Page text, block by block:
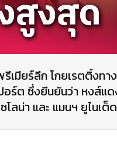
เมียร์ลีก โกยเรตติ้งท
อร์ต ซึ่งยืนยันว่า หงส์แ
โลน่า และ แมนฯ ยูไนเต็ด